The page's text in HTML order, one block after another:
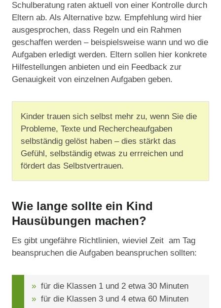
Schulberatung raten aktuell von einer Kontrolle durch
Eltern ab. Als Alternative bzw. Empfehlung wird hier
ausgesprochen, dass Regeln und ein Rahmen
geschaffen werden – beispielsweise wann und wo die
Aufgaben erledigt werden. Eltern sollen hier konkrete
Hilfestellungen anbieten und ein Feedback zur
Genauigkeit von einzelnen Aufgaben geben.
Kinder trauen sich selbst mehr zu, wenn Sie die
Probleme, Texte und Rechercheaufgaben
selbständig gelöst haben – dies stärkt das
Gefühl, selbständig etwas zu errreichen und
fördert das Selbstvertrauen.
Wie lange sollte ein Kind
Hausübungen machen?
Es gibt ungefähre Richtlinien, wieviel Zeit am Tag
beanspruchen die Aufgaben beanspruchen sollten:
für die Klassen 1 und 2 etwa 30 Minuten
für die Klassen 3 und 4 etwa 60 Minuten